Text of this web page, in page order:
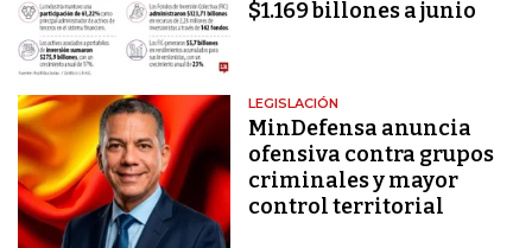
$1.169 billones a junio
LEGISLACIÓN
MinDefensa anuncia
ofensiva contra grupos
criminales y mayor
control territorial